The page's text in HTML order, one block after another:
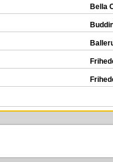
Bella